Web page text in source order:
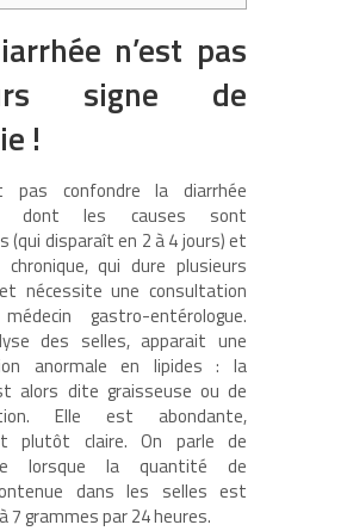
n’est pas
signe de
!
confondre la diarrhée
dont les causes sont
(qui disparaît en 2 à 4 jours) et
qui dure plusieurs
nécessite une consultation
gastro-entérologue.
des selles, apparait une
anormale en lipides : la
alors dite graisseuse ou de
Elle est abondante,
plutôt claire. On parle de
lorsque la quantité de
dans les selles est
7 grammes par 24 heures.